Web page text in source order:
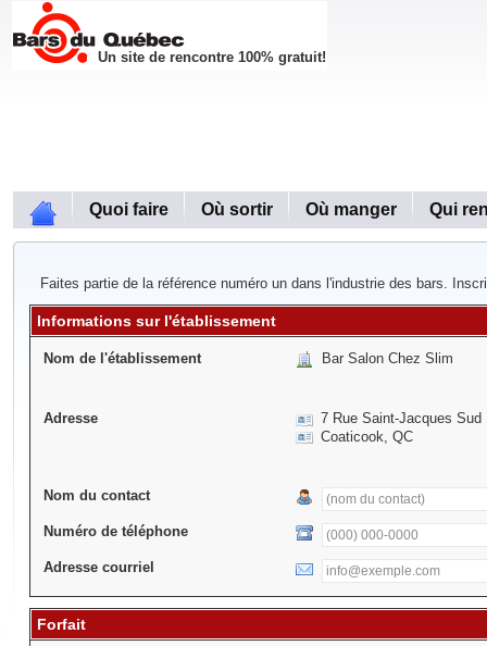
Un site de rencontre 100% gratuit!
Quoi faire Où sortir Où manger Qui
Faites partie de la référence numéro un dans l'industrie des bars.
Informations sur l'établissement
Nom de l'établissement Bar Salon Chez Slim
Adresse
7 Rue Saint-Jacques Sud
Coaticook, QC
Nom du contact
Numéro de téléphone
Adresse courriel
Forfait